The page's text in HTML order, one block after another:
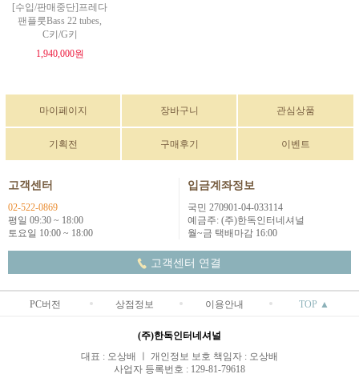
[수입/판매중단]프레다
팬플룻Bass 22 tubes,
C키/G키
1,940,000원
마이페이지 장바구니 관심상품
기획전 구매후기 이벤트
고객센터
02-522-0869
평일 09:30 ~ 18:00
토요일 10:00 ~ 18:00
입금계좌정보
국민 270901-04-033114
예금주: (주)한독인터네셔널
월~금 택배마감 16:00
고객센터 연결
PC버전 상점정보 이용안내 TOP ▲
(주)한독인터네셔널
대표 : 오상배 ㅣ 개인정보 보호 책임자 : 오상배
사업자 등록번호 : 129-81-79618